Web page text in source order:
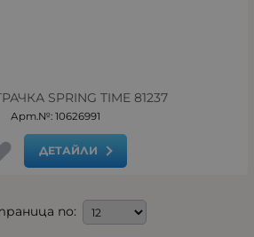
SPRING TIME 81237
Арт.№: 10626991
ДЕТАЙЛИ
по: